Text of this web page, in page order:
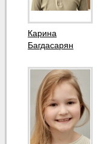
Карина
Багдасарян